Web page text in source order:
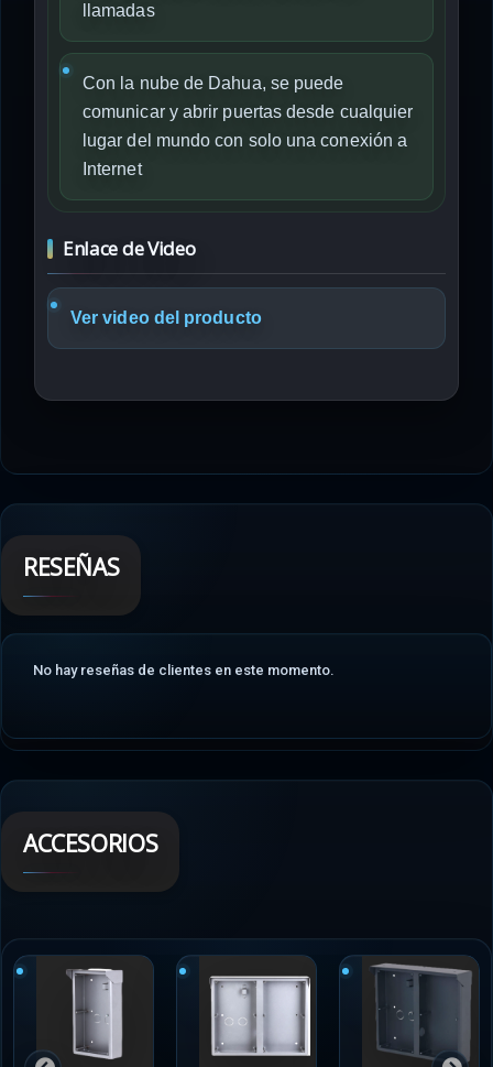
llamadas
Con la nube de Dahua, se puede
comunicar y abrir puertas desde cualquier
lugar del mundo con solo una conexión a
Internet
Enlace de Video
Ver video del producto
RESEÑAS
No hay reseñas de clientes en este momento.
ACCESORIOS